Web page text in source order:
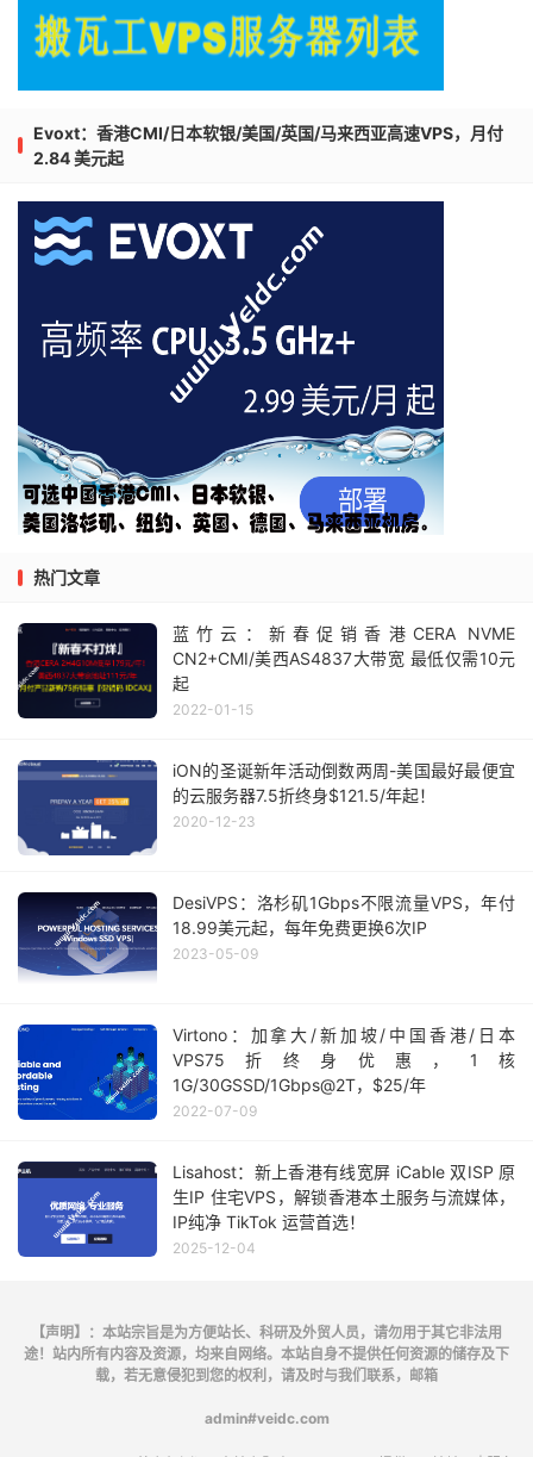
Evoxt：香港CMI/日本软银/美国/英国/马来西亚高速VPS，月付
2.84 美元起
热门文章
蓝竹云：新春促销香港CERA NVME
CN2+CMI/美西AS4837大带宽 最低仅需10元
起
2022-01-15
iON的圣诞新年活动倒数两周-美国最好最便宜
的云服务器7.5折终身$121.5/年起！
2020-12-23
DesiVPS：洛杉矶1Gbps不限流量VPS，年付
18.99美元起，每年免费更换6次IP
2023-05-09
Virtono：加拿大/新加坡/中国香港/日本
VPS75折终身优惠，1核
1G/30GSSD/1Gbps@2T，$25/年
2022-07-09
Lisahost：新上香港有线宽屏 iCable 双ISP 原
生IP 住宅VPS，解锁香港本土服务与流媒体，
IP纯净 TikTok 运营首选！
2025-12-04
【声明】：本站宗旨是为方便站长、科研及外贸人员，请勿用于其它非法用
途！站内所有内容及资源，均来自网络。本站自身不提供任何资源的储存及下
载，若无意侵犯到您的权利，请及时与我们联系，邮箱
admin#veidc.com